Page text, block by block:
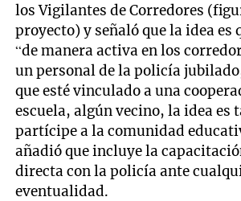
los Vigilantes de Corredores
proyecto) y señaló que la idea es
“de manera activa en los
un personal de la policía
que esté vinculado a una
escuela, algún vecino, la idea es
partícipe a la comunidad
añadió que incluye la
directa con la policía ante
eventualidad.